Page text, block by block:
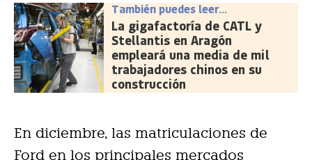
También puedes leer...
La gigafactoría de CATL y
Stellantis en Aragón
empleará una media de mil
trabajadores chinos en su
construcción
En diciembre, las matriculaciones de
Ford en los principales mercados